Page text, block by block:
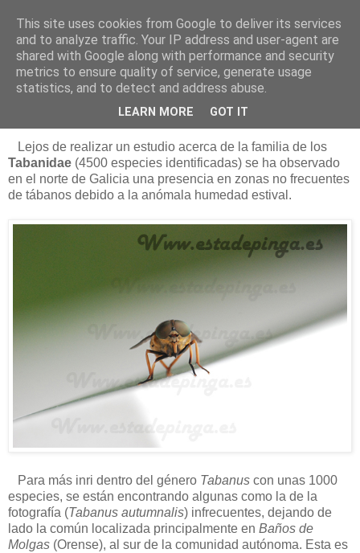
Está de pinga
19/8/12
Los tábanos autumnalis
Lejos de realizar un estudio acerca de la familia de los
Tabanidae (4500 especies identificadas) se ha observado
en el norte de Galicia una presencia en zonas no frecuentes
de tábanos debido a la anómala humedad estival.
Para más inri dentro del género Tabanus con unas 1000
especies, se están encontrando algunas como la de la
fotografía (Tabanus autumnalis) infrecuentes, dejando de
lado la común localizada principalmente en Baños de
Molgas (Orense), al sur de la comunidad autónoma. Esta es
This site uses cookies from Google to deliver its services
and to analyze traffic. Your IP address and user-agent are
shared with Google along with performance and security
metrics to ensure quality of service, generate usage
statistics, and to detect and address abuse.
LEARN MORE GOT IT